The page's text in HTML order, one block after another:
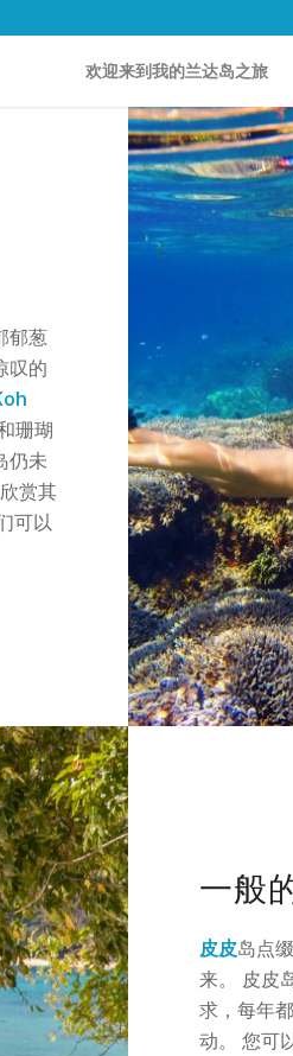
欢迎来到我的兰达岛之旅
郁葱
叹的
珊瑚
仍未
赏其
可以
一般
皮皮岛点
来。 皮皮
求，每年
动。 您可